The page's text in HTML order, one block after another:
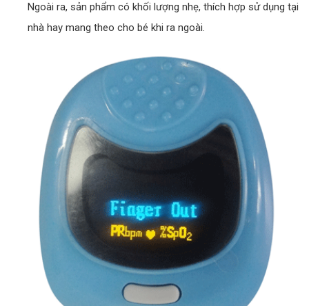
Ngoài ra, sản phẩm có khối lượng nhẹ, thích hợp sử dụng tại
nhà hay mang theo cho bé khi ra ngoài.